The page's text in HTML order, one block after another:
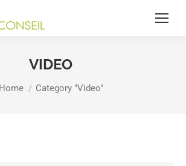
VIDEO
You are here:
Home Category "Video"